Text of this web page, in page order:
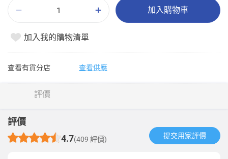
加入購物車
加入我的購物清單
查看有貨分店 查看供應
評價
評價
4.7(409 評價) 提交用家評價​